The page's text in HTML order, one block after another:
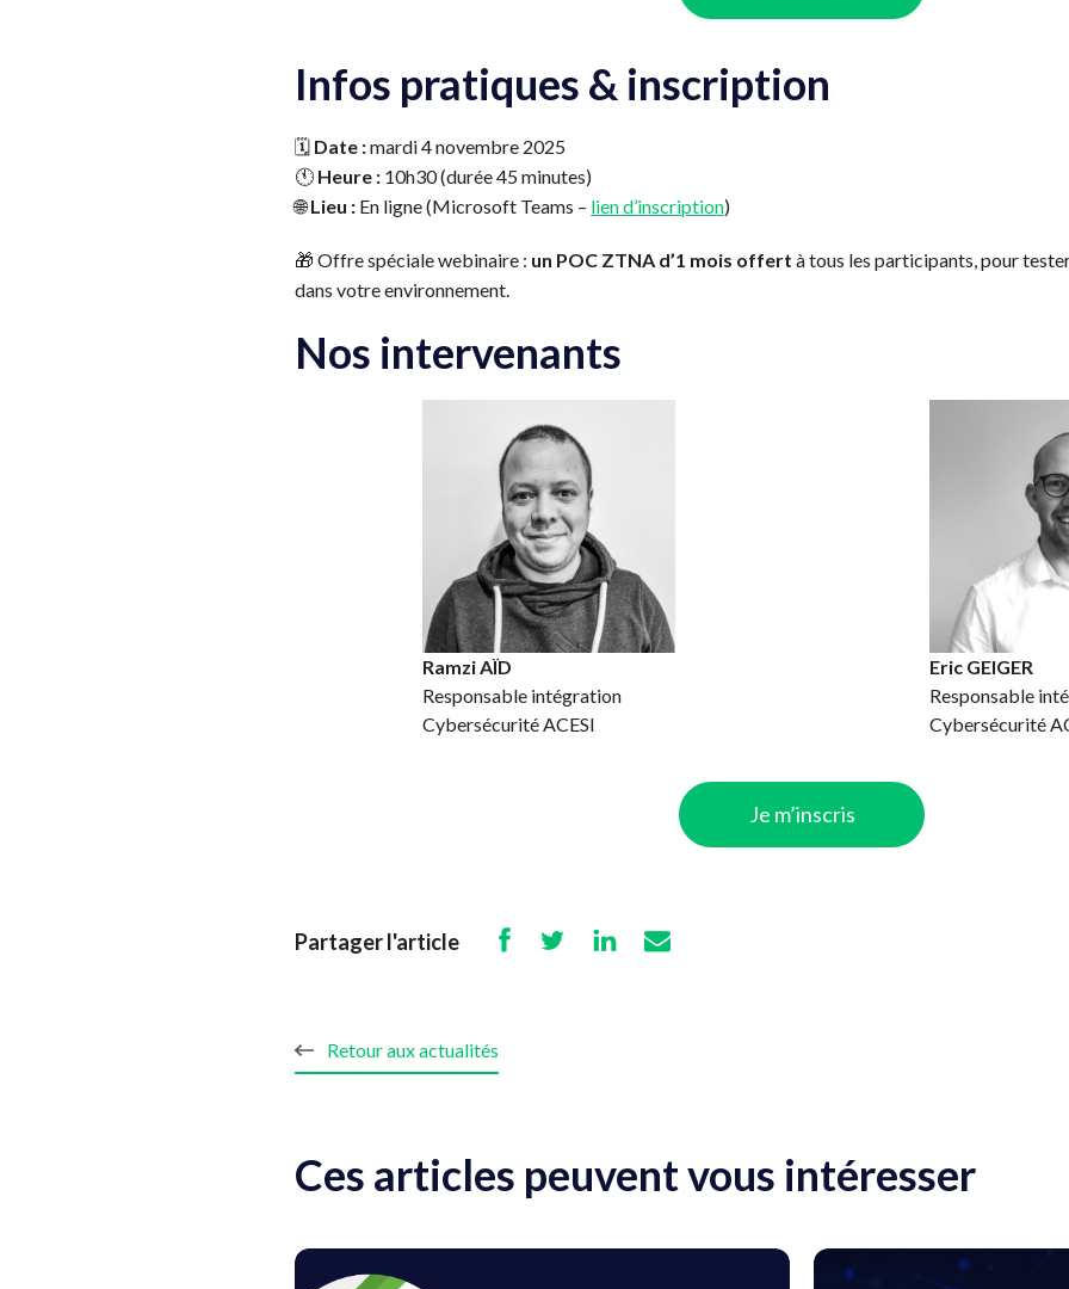
Infos pratiques & inscription
🗓️ Date :mardi 4 novembre 2025
🕚 Heure : 10h30 (durée 45 minutes)
🌐Lieu : En ligne (Microsoft Teams – lien d’inscription)
🎁 Offre spéciale webinaire : un POC ZTNA d’1 mois offert à tous les participants, pour
dans votre environnement.
Nos intervenants
Ramzi AÏD
Responsable intégration
Cybersécurité ACESI
Eric GEIGER
Responsable
Cybersécurité
Je m’inscris
Partager l'article
Retour aux actualités
Ces articles peuvent vous intéresser